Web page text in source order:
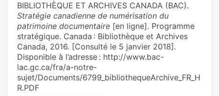
BIBLIOTHÈQUE ET ARCHIVES CANADA (BAC).
Stratégie canadienne de numérisation du
patrimoine documentaire [en ligne]. Programme
stratégique. Canada : Bibliothèque et Archives
Canada, 2016. [Consulté le 5 janvier 2018].
Disponible à l’adresse : http://www.bac-
lac.gc.ca/fra/a-notre-
sujet/Documents/6799_bibliothequeArchive_FR_H
R.PDF